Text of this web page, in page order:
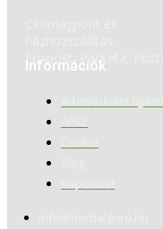
Foxpost, Packeta, Posta.
Információk